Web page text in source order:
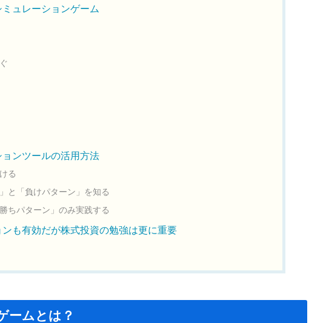
ュレーションゲーム
ンツールの活用方法
る
と「負けパターン」を知る
ちパターン」のみ実践する
ンも有効だが株式投資の勉強は更に重要
ームとは？